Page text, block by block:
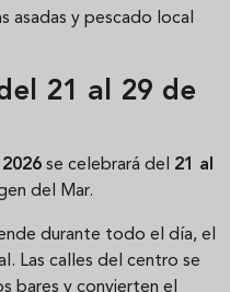
asadas y pescado local
21 al 29 de
se celebrará del 21 al
del Mar.
durante todo el día, el
Las calles del centro se
bares y convierten el